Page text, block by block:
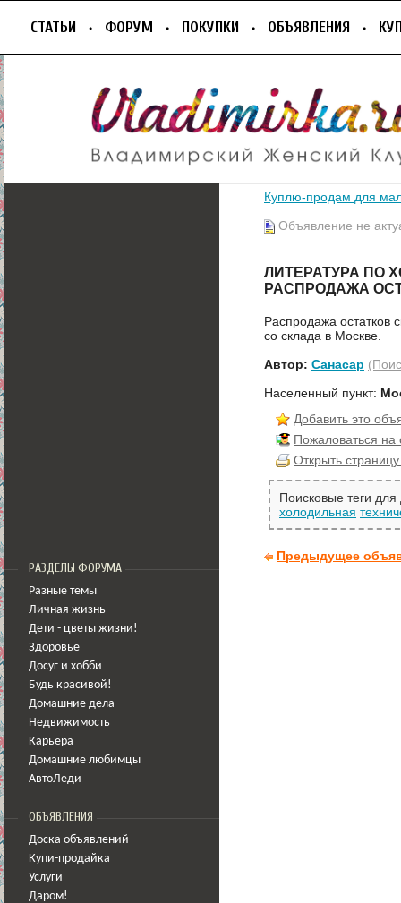
СТАТЬИ ФОРУМ ПОКУПКИ ОБЪЯВЛЕНИЯ
РАЗДЕЛЫ ФОРУМА
Разные темы
Личная жизнь
Дети - цветы жизни!
Здоровье
Досуг и хобби
Будь красивой!
Домашние дела
Недвижимость
Карьера
Домашние любимцы
АвтоЛеди
ОБЪЯВЛЕНИЯ
Доска объявлений
Купи-продайка
Услуги
Даром!
Куплю-продам для
Объявление не
ЛИТЕРАТУРА ПО
РАСПРОДАЖА
Распродажа остатков
со склада в Москве.
Автор: Санасар
Населенный пункт:
Добавить это
Пожаловаться
Открыть
Поисковые теги
холодильная
Предыдущее